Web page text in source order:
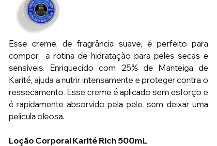
Esse creme, de fragrância suave, é perfeito para
compor
a rotina de hidratação para peles secas e
sensíveis. Enriquecido com 25% de Manteiga de
Karité, ajuda a nutrir intensamente e proteger contra o
ressecamento. Esse creme é aplicado sem esforço e
é rapidamente absorvido pela pele, sem deixar uma
película oleosa.
Loção Corporal Karité Rich 500mL